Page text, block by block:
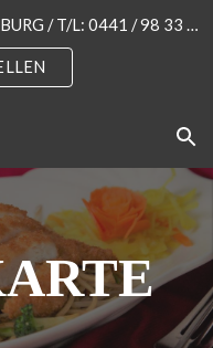
NADORSTERSTR 18 / 26123 OLDENBURG / T/L: 0441 / 98 33 55 3